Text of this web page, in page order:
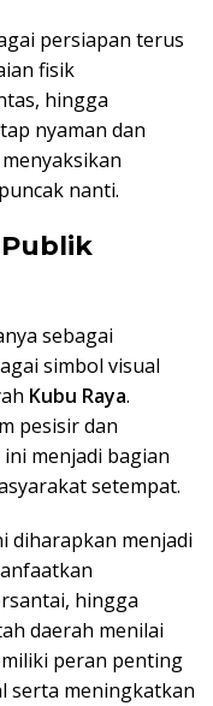
persiapan terus
fisik
hingga
nyaman dan
nanti.
sebagai
simbol visual
Kubu Raya.
pesisir dan
menjadi bagian
setempat.
diharapkan menjadi
hingga
daerah menilai
peran penting
serta meningkatkan